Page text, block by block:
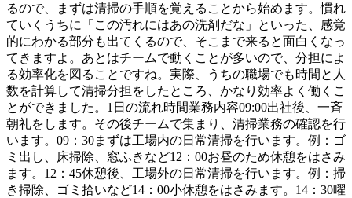
るので、まずは清掃の手順を覚えることから始めます。慣れ
ていくうちに「この汚れにはあの洗剤だな」といった、感覚
的にわかる部分も出てくるので、そこまで来ると面白くなっ
てきますよ。あとはチームで動くことが多いので、分担によ
る効率化を図ることですね。実際、うちの職場でも時間と人
数を計算して清掃分担をしたところ、かなり効率よく働くこ
とができました。1日の流れ時間業務内容09:00出社後、一斉
朝礼をします。その後チームで集まり、清掃業務の確認を行
います。09：30まずは工場内の日常清掃を行います。例：ゴ
ミ出し、床掃除、窓ふきなど12：00お昼のため休憩をはさみ
ます。12：45休憩後、工場外の日常清掃を行います。例：掃
き掃除、ゴミ拾いなど14：00小休憩をはさみます。14：30曜